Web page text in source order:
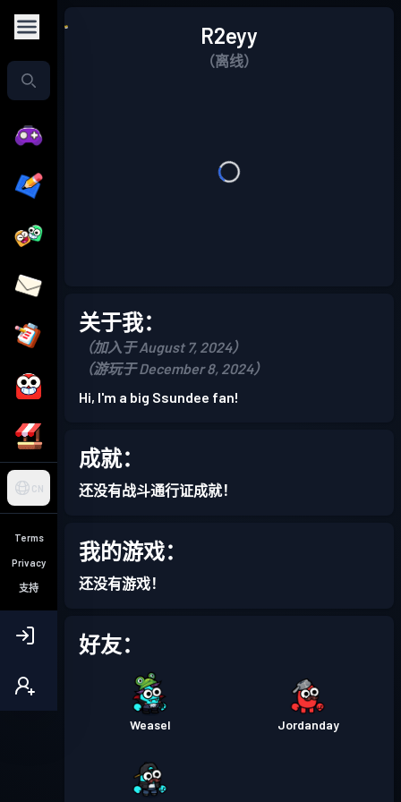
CN
Terms
Privacy
支持
R2eyy
（离线）
关于我：
（加入于 August 7, 2024）
（游玩于 December 8, 2024）
Hi, I'm a big Ssundee fan!
成就：
还没有战斗通行证成就！
我的游戏：
还没有游戏！
好友：
Weasel Jordanday